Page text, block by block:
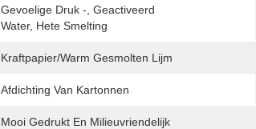
Gevoelige Druk -, Geactiveerd
Water, Hete Smelting
Kraftpapier/warm Gesmolten Lijm
Afdichting Van Kartonnen
Mooi Gedrukt En Milieuvriendelijk